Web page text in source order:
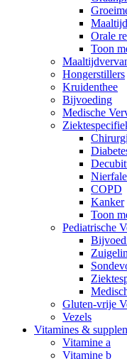
Orale
Toon
Hongerstillers
Kruidenthee
Bijvoeding
Medische
COPD
Kanker
Toon
Pediatrische
Gluten-vrije
Vezels
Vitamines &
Vitamine a
Vitamine b